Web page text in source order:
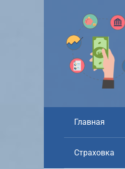
Главная
Страховка